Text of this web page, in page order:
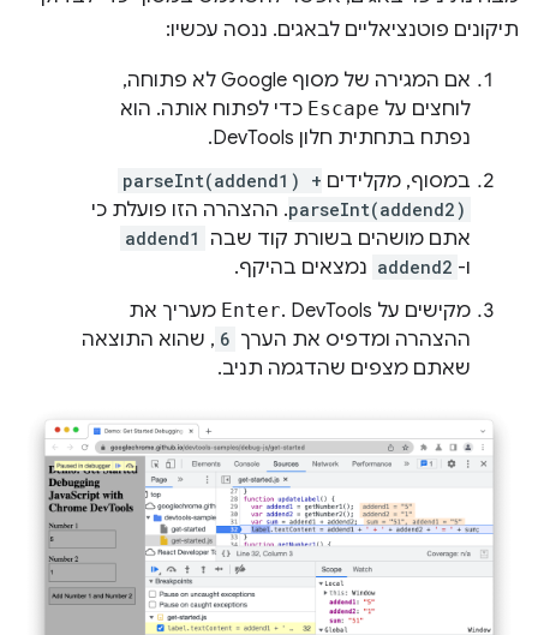
תיקונים פוטנציאליים לבאגים. ננסה עכשיו:
אם המגירה של מסוף Google לא פתוחה,
לוחצים על Escape כדי לפתוח אותה. הוא
נפתח בתחתית חלון DevTools.
במסוף, מקלידים parseInt(addend1) +
parseInt(addend2). ההצהרה הזו פועלת כי
אתם מושהים בשורת קוד שבה
addend1
ו- addend2 נמצאים בהיקף.
מקישים על
Enter . DevTools מעריך את
ההצהרה ומדפיס את הערך 6 , שהוא התוצאה
שאתם מצפים שהדגמה תניב.